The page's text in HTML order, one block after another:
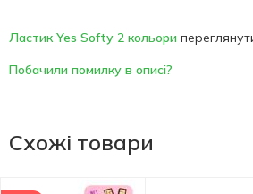
Ластик Yes Softy 2 кольори
Побачили помилку в описі?
Схожі товари